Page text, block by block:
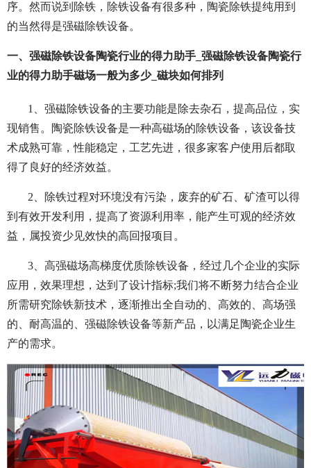
序。然而说到除铁，除铁设备有很多种，陶瓷除铁提纯用到
的当然得是强磁除铁设备。
一、强磁除铁设备陶瓷行业的得力助手_强磁除铁设备陶瓷行
业的得力助手磁场一般为多少_磁块如何排列
1、强磁除铁设备的主要功能是除去杂石，提高品位，实
现销售。陶瓷除铁设备是一种高磁场的除铁设备，该设备技
术成熟可靠，性能稳定，工艺先进，很多家客户使用后都取
得了良好的经济效益。
2、除铁过程对环境没有污染，废弃的矿石、矿渣可以得
到有效开发利用，提高了资源利用率，能产生可观的经济效
益，属投资少见效快的高回报项目。
3、高强磁场高梯度优质除铁设备，经过几个企业的实际
应用，效果理想，达到了设计指标;我们将不断努力结合企业
所需研究除铁新技术，逐渐推出全自动的、高效的、高场强
的、耐高温的、强磁除铁设备等新产品，以满足陶瓷企业生
产的需求。